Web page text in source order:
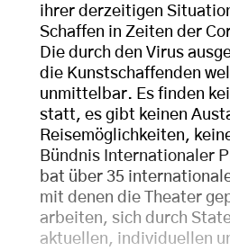
ihrer derzeitigen
Schaffen in Zeiten der
Die durch den Virus
die Kunstschaffenden
unmittelbar. Es finden
statt, es gibt keinen
Reisemöglichkeiten,
Bündnis Internationaler
bat über 35
mit denen die Theater
arbeiten, sich durch
aktuellen, individuellen